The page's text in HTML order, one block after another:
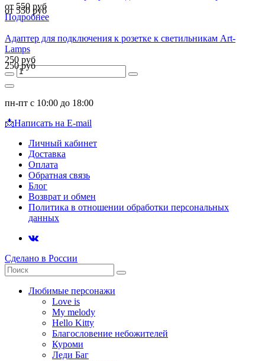
от 550 руб
от 550 руб
Подробнее
Адаптер для подключения к розетке к светильникам Art-
Lamps
250 руб
250 руб
пн-пт с 10:00 до 18:00
📩Написать на E-mail
Личный кабинет
Доставка
Оплата
Обратная связь
Блог
Возврат и обмен
Политика в отношении обработки персональных
данных
Сделано в России
Любимые персонажи
Love is
My melody
Hello Kitty
Благословение небожителей
Куроми
Леди Баг